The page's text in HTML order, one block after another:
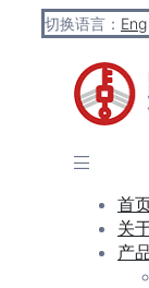
切换语言： Eng
首
关
产